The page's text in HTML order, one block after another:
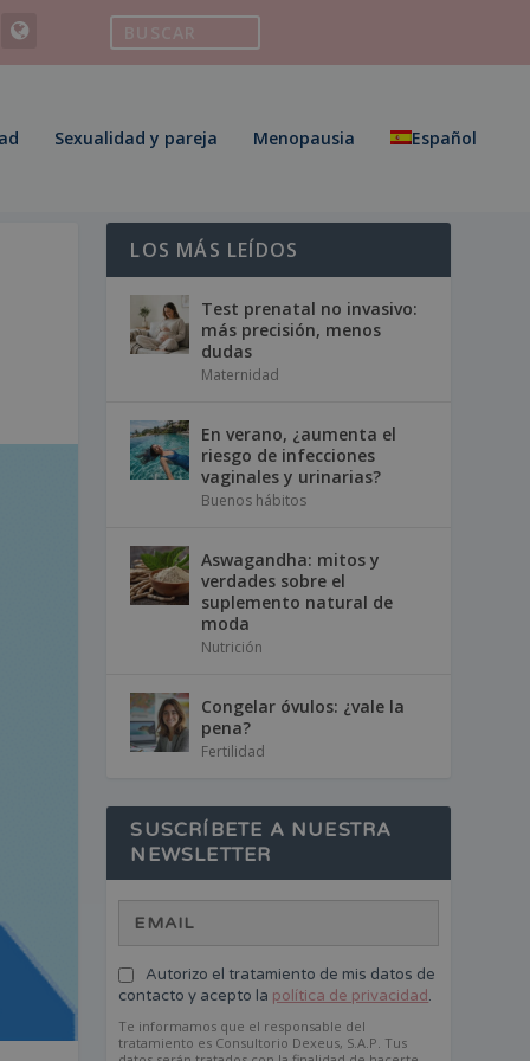
Sexualidad y pareja Menopausia Español
LOS MÁS LEÍDOS
Test prenatal no invasivo:
más precisión, menos
dudas
Maternidad
En verano, ¿aumenta el
riesgo de infecciones
vaginales y urinarias?
Buenos hábitos
Aswagandha: mitos y
verdades sobre el
suplemento natural de
moda
Nutrición
Congelar óvulos: ¿vale la
pena?
Fertilidad
SUSCRÍBETE A NUESTRA
NEWSLETTER
Autorizo el tratamiento de mis datos de
contacto y acepto la política de privacidad.
Te informamos que el responsable del
tratamiento es Consultorio Dexeus, S.A.P. Tus